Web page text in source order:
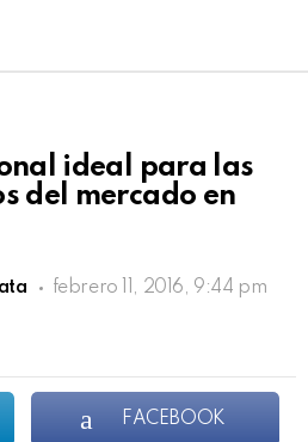
ideal para las
del mercado en
febrero 11, 2016, 9:44 pm
FACEBOOK